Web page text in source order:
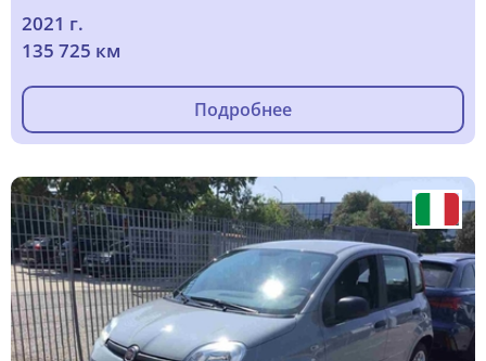
2021 г.
135 725 км
Подробнее